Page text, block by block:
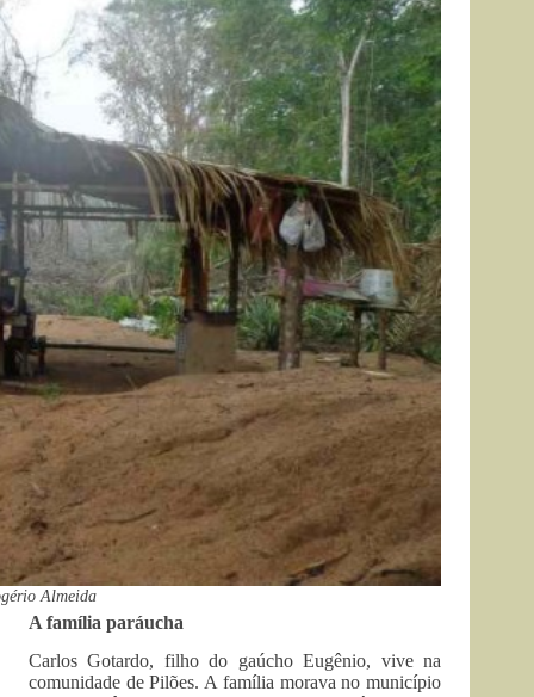
Almeida
A família paráucha
Carlos Gotardo, filho do gaúcho Eugênio, vive na
comunidade de Pilões. A família morava no município